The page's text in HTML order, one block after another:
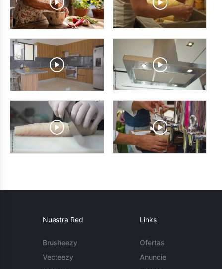
Nuestra Red
Brusheezy
Vecteezy
Links
Ofertas
Anuncie